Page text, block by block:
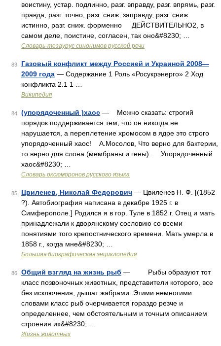
воистину, устар. подлинно, разг. вправду, разг. впрямь, разг.
правда, разг. точно, разг. сниж. заправду, разг. сниж.
истинно, разг. сниж. форменно ДЕЙСТВИТЕЛЬНО2, в
самом деле, поистине, согласен, так оно&#8230; …
Словарь-тезаурус синонимов русской речи
83
Газовый конфликт между Россией и Украиной 2008—
2009 года — Содержание 1 Роль «Росукрэнерго» 2 Ход
конфликта 2.1 1 …
Википедия
84 (упорядоченный )хаос — Можно сказать: строгий
порядок поддерживается тем, что он никогда не
нарушается, а переплетение хромосом в ядре это строго
упорядоченный хаос! А.Мосолов, Что верно для бактерии,
то верно для слона (мембраны и гены). Упорядоченный
хаос&#8230; …
Словарь оксюморонов русского языка
85 Цвиленев, Николай Федорович — Цвиленев Н. Ф. [(1852
?). Автобиография написана в декабре 1925 г. в
Симферополе.] Родился я в гор. Туле в 1852 г. Отец и мать
принадлежали к дворянскому сословию со всеми
понятиями того крепостнического времени. Мать умерла в
1858 г., когда мне&#8230; …
Большая биографическая энциклопедия
86 Общий взгляд на жизнь рыб — Рыбы образуют тот
класс позвоночных животных, представители которого, все
без исключения, дышат жабрами. Этими немногими
словами класс рыб очерчивается гораздо резче и
определеннее, чем обстоятельным и точным описанием
строения их&#8230; …
Жизнь животных